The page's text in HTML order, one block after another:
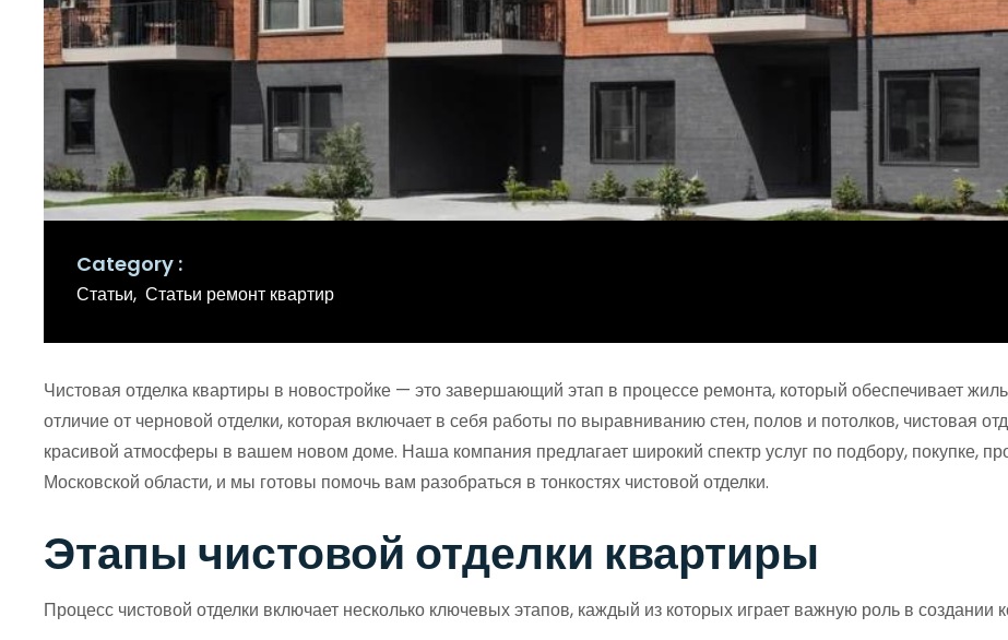
Category
Статьи Статьи ремонт квартир
Чистовая отделка квартиры в новостройке — это завершающий этап в процессе ремонта, который обеспечивает
отличие от черновой отделки, которая включает в себя работы по выравниванию стен, полов и потолков, чистовая
красивой атмосферы в вашем новом доме. Наша компания предлагает широкий спектр услуг по подбору, покупке,
Московской области, и мы готовы помочь вам разобраться в тонкостях чистовой отделки.
Этапы чистовой отделки квартиры
Процесс чистовой отделки включает несколько ключевых этапов, каждый из которых играет важную роль в создании